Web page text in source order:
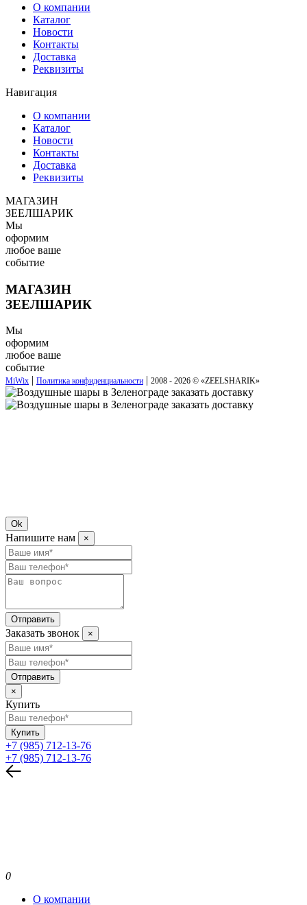
О компании
Каталог
Новости
Контакты
Доставка
Реквизиты
Навигация
О компании
Каталог
Новости
Контакты
Доставка
Реквизиты
МАГАЗИН
ЗЕЕЛШАРИК
Мы
оформим
любое ваше
событие
МАГАЗИН
ЗЕЕЛШАРИК
Мы
оформим
любое ваше
событие
MiWix | Политика конфиденциальности | 2008 - 2026 © «ZEELSHARIK»
Ok
Напишите нам ×
Отправить
Заказать звонок ×
Отправить
×
Купить
Купить
+7 (985) 712-13-76
+7 (985) 712-13-76
0
О компании